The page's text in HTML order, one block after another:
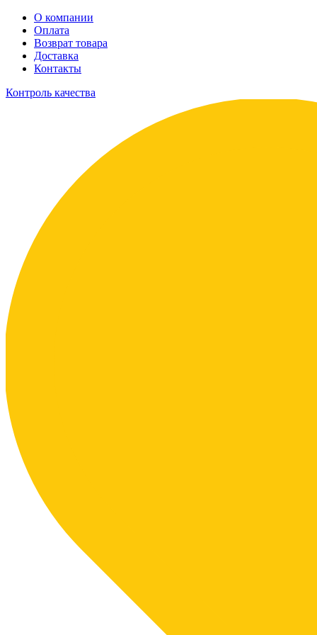
О компании
Оплата
Возврат товара
Доставка
Контакты
Контроль качества